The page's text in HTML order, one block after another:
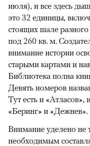
июля), и все здесь
это 32 единицы,
стоящих шале
под 260 кв. м.
внимание истории
старыми картами и
Библиотека полна
Девять номеров
Тут есть и
«Беринг» и «Дежнев».
Внимание уделено не
необходимым